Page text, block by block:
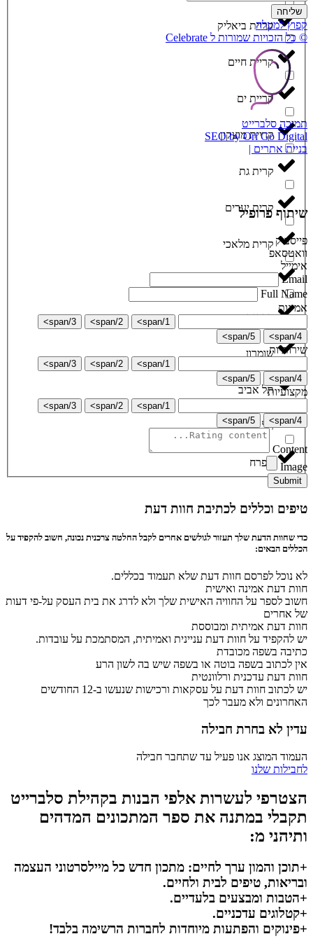
קריית ביאליק
קריית חיים
קריית ים
קריית מוצקין
קרית גת
קרית יערים
קרית מלאכי
רכסים
שומרון
תל אביב
תל ציון
תפרח
שליחה
קפוץ למעלה
© כל הזכויות שמורות ל Celebrate
תמיכה סלברייט
SEO by Ori Go Digital
בניית אתרים |
שיתוף פרופיל
פייסבוק
וואטסאפ
אימייל
Email
Full Name
אמינות
1/span>
2/span>
3/span>
4/span>
5/span>
שירותיות
1/span>
2/span>
3/span>
4/span>
5/span>
מקצועיות
1/span>
2/span>
3/span>
4/span>
5/span>
Content
Image
Submit
טיפים וכללים לכתיבת חוות דעת
כדי שחוות הדעת שלך תעזור לגולשים אחרים לקבל החלטה צרכנית נכונה, חשוב להקפיד על
הכללים הבאים:
לא נוכל לפרסם חוות דעת שלא תעמוד בכללים.
חוות דעת אמינה ואישית
חשוב לספר על החוויה האישית שלך ולא לדרג את בית העסק על-פי דעות
של אחרים
חוות דעת אמיתית ומבוססת
יש להקפיד על חוות דעת עניינית ואמיתית, המסתמכת על עובדות.
כתיבה בשפה מכובדת
אין לכתוב בשפה בוטה או בשפה שיש בה לשון הרע
חוות דעת עדכנית ורלוונטית
יש לכתוב חוות דעת על עסקאות ורכישות שנעשו ב-12 החודשים
האחרונים ולא מעבר לכך
עדין לא בחרת חבילה
העמוד המוצג אנו פעיל עד שתחבר חבילה
לחבילות שלנו
הצטרפי לעשרות אלפי הבנות בקהילת סלברייט
תקבלי במתנה את ספר המתכונים המדהים
ותיהני מ:
+תוכן והמון ערך לחיים: מתכון חדש כל מיילסרטוני העצמה
ובריאות, טיפים לבית ולחיים.
+הטבות ומבצעים בלעדיים.
+קטלוגים עדכניים.
+פינוקים והפתעות מיוחדות לחברות הרשימה בלבד!